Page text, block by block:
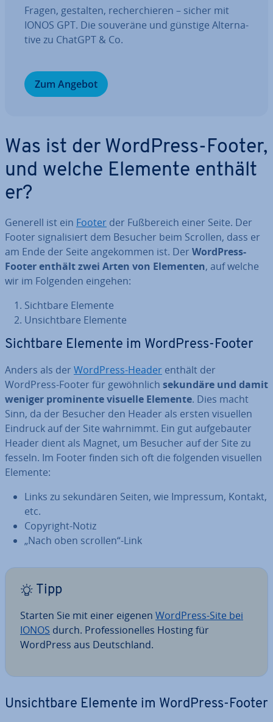
Fragen, gestalten, re­cher­chie­ren – sicher mit
IONOS GPT. Die souveräne und günstige Al­ter­na­
ti­ve zu ChatGPT & Co.
Zum Angebot
Was ist der WordPress-Footer,
und welche Elemente enthält
er?
Generell ist ein Footer der Fuß­be­reich einer Seite. Der
Footer si­gna­li­siert dem Besucher beim Scrollen, dass er
am Ende der Seite an­ge­kom­men ist. Der WordPress-
Footer enthält zwei Arten von Elementen, auf welche
wir im Folgenden eingehen:
Sichtbare Elemente
Un­sicht­ba­re Elemente
Sichtbare Elemente im WordPress-Footer
Anders als der WordPress-Header enthält der
WordPress-Footer für ge­wöhn­lich sekundäre und damit
weniger pro­mi­nen­te visuelle Elemente. Dies macht
Sinn, da der Besucher den Header als ersten visuellen
Eindruck auf der Site wahrnimmt. Ein gut auf­ge­bau­ter
Header dient als Magnet, um Besucher auf der Site zu
fesseln. Im Footer finden sich oft die folgenden visuellen
Elemente:
Links zu se­kun­dä­ren Seiten, wie Impressum, Kontakt,
etc.
Copyright-Notiz
„Nach oben scrollen“-Link
Tipp
Starten Sie mit einer eigenen WordPress-Site bei
IONOS durch. Pro­fes­sio­nel­les Hosting für
WordPress aus Deutsch­land.
Un­sicht­ba­re Elemente im WordPress-Footer